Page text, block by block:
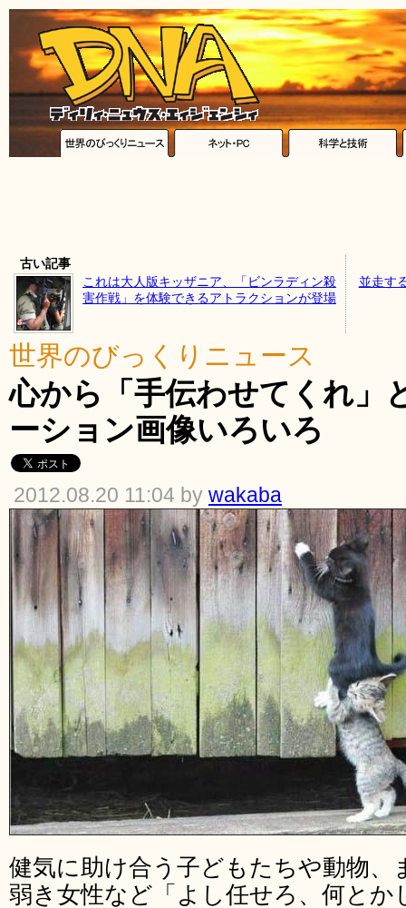
古い記事
これは大人版キッザニア、「ビンラディン殺
害作戦」を体験できるアトラクションが登場
並走す
世界のびっくりニュース
心から「手伝わせてくれ」
ーション画像いろいろ
2012.08.20 11:04 by wakaba
健気に助け合う子どもたちや動物、
弱き女性など「よし任せろ、何とか